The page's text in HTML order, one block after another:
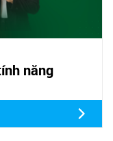
năng